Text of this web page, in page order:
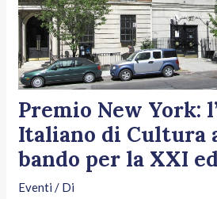
Premio New York:
Italiano di Cultura
bando per la XXI
Eventi / Di